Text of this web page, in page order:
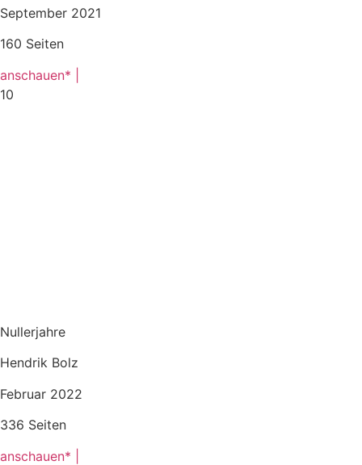
September 2021
160 Seiten
anschauen* |
10
Nullerjahre
Hendrik Bolz
Februar 2022
336 Seiten
anschauen* |